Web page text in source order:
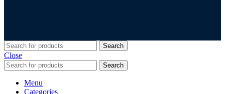
Search
Close
Search
Menu
Categories